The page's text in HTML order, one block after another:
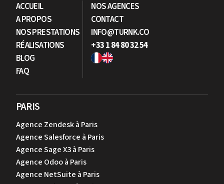
ACCUEIL
A PROPOS
NOS PRESTATIONS
RÉALISATIONS
BLOG
FAQ
NOS AGENCES
CONTACT
INFO@TURNK.CO
+33 1 84 80 32 54
PARIS
Agence Zendesk à Paris
Agence Salesforce à Paris
Agence Sage X3 à Paris
Agence Odoo à Paris
Agence NetSuite à Paris